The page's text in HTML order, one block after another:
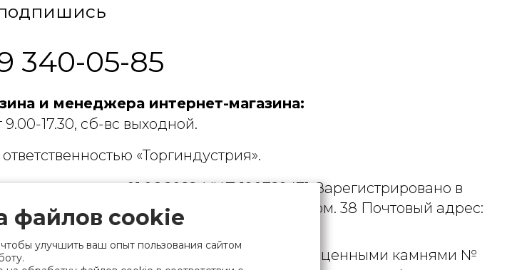
340-05-85
и менеджера интернет-магазина:
9.00-17.30, сб-вс выходной.
«Торгиндустрия».
01.06.2022. УНП 190729471. Зарегистрировано в
220007, г. Минск, ул. Фабрициуса, д. 9А, пом. 38 Почтовый адрес:
с драгоценными металлами и драгоценными камнями №
файлов cookie
улучшить ваш опыт пользования сайтом